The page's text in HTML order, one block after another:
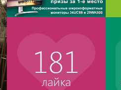
181
лайка